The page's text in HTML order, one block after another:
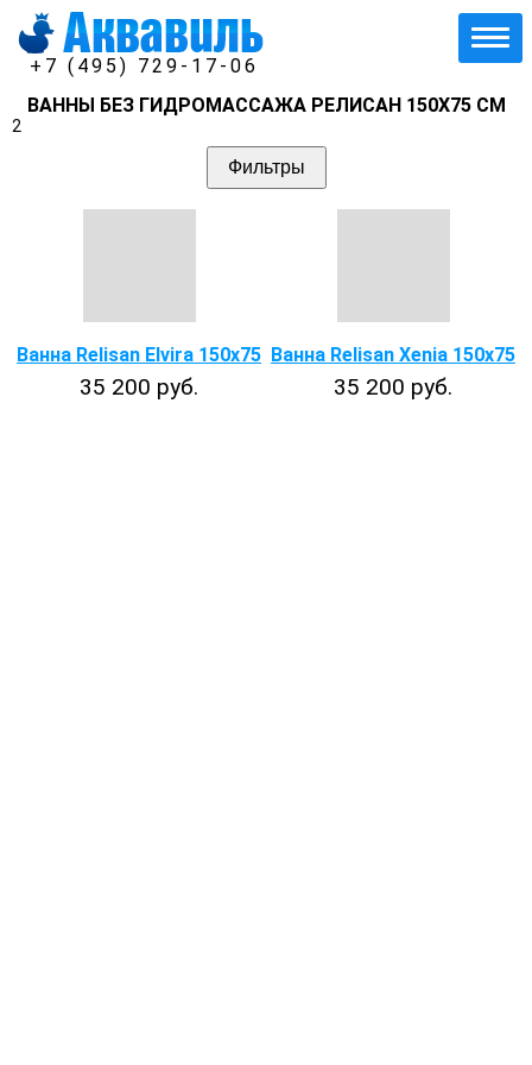
+7 (495) 729-17-06
ВАННЫ БЕЗ ГИДРОМАССАЖА РЕЛИСАН 150Х75 СМ
2
Фильтры
Ванна Relisan Elvira 150х75
35 200 руб.
Ванна Relisan Xenia 150x75
35 200 руб.